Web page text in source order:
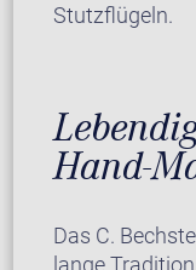
Stutzflügeln.
Hand-
Das C.
lange